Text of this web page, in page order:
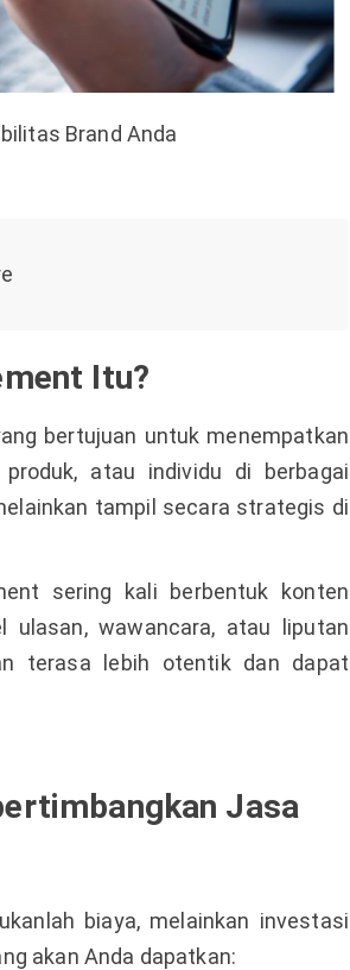
Brand Anda
Itu?
bertujuan untuk menempatkan
atau individu di berbagai
tampil secara strategis di
sering kali berbentuk konten
wawancara, atau liputan
terasa lebih otentik dan dapat
Jasa
biaya, melainkan investasi
akan Anda dapatkan: